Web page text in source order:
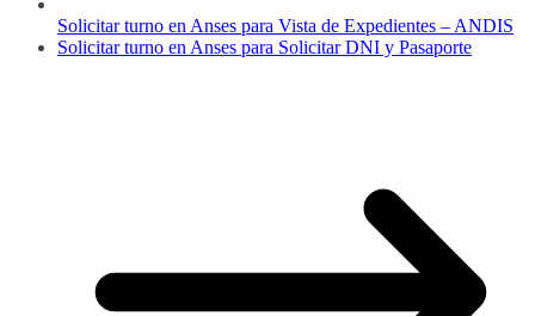
Solicitar turno en Anses para Vista de Expedientes – ANDIS
Solicitar turno en Anses para Solicitar DNI y Pasaporte